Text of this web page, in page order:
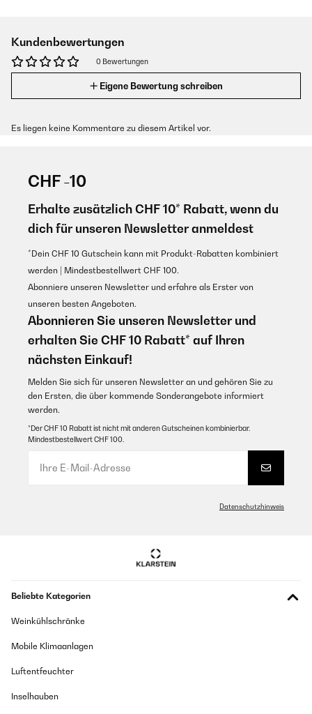
Kundenbewertungen
0 Bewertungen
Eigene Bewertung schreiben
Es liegen keine Kommentare zu diesem Artikel vor.
CHF -10
Erhalte zusätzlich CHF 10* Rabatt, wenn du
dich für unseren Newsletter anmeldest
*Dein CHF 10 Gutschein kann mit Produkt-Rabatten kombiniert
werden | Mindestbestellwert CHF 100.
Abonniere unseren Newsletter und erfahre als Erster von
unseren besten Angeboten.
Abonnieren Sie unseren Newsletter und
erhalten Sie CHF 10 Rabatt* auf Ihren
nächsten Einkauf!
Melden Sie sich für unseren Newsletter an und gehören Sie zu
den Ersten, die über kommende Sonderangebote informiert
werden.
*Der CHF 10 Rabatt ist nicht mit anderen Gutscheinen kombinierbar.
Mindestbestellwert CHF 100.
Datenschutzhinweis
Beliebte Kategorien
Weinkühlschränke
Mobile Klimaanlagen
Luftentfeuchter
Inselhauben